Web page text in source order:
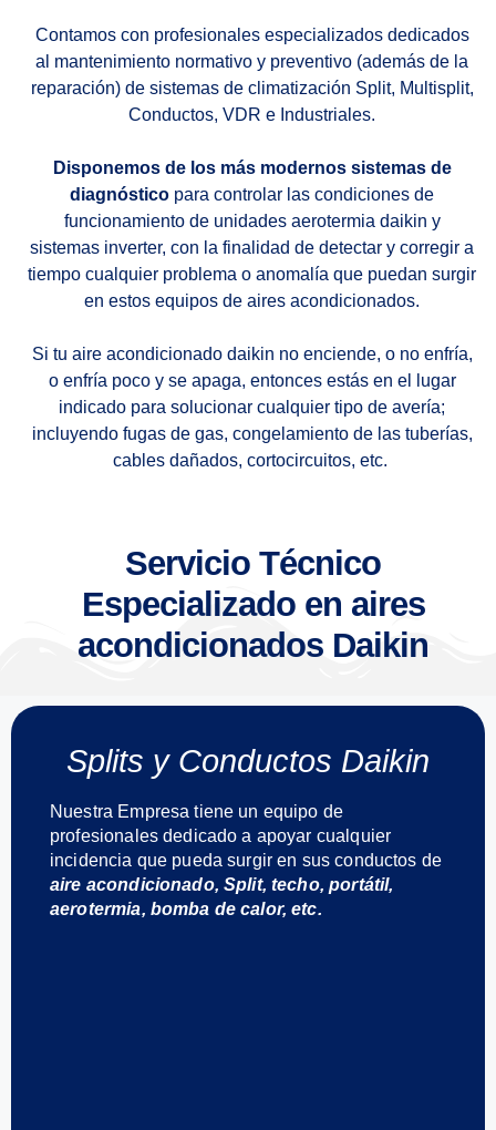
Servicio Técnico
Especializado en aires
acondicionados Daikin
Contamos con profesionales especializados dedicados
al mantenimiento normativo y preventivo (además de la
reparación) de sistemas de climatización Split, Multisplit,
Conductos, VDR e Industriales.
Disponemos de los más modernos sistemas de
diagnóstico para controlar las condiciones de
funcionamiento de unidades aerotermia daikin y
sistemas inverter, con la finalidad de detectar y corregir a
tiempo cualquier problema o anomalía que puedan surgir
en estos equipos de aires acondicionados.
Si tu aire acondicionado daikin no enciende, o no enfría,
o enfría poco y se apaga, entonces estás en el lugar
indicado para solucionar cualquier tipo de avería;
incluyendo fugas de gas, congelamiento de las tuberías,
cables dañados, cortocircuitos, etc.
Splits y Conductos Daikin
Nuestra Empresa tiene un equipo de
profesionales dedicado a apoyar cualquier
incidencia que pueda surgir en sus conductos de
aire acondicionado, Split, techo, portátil,
aerotermia, bomba de calor, etc.